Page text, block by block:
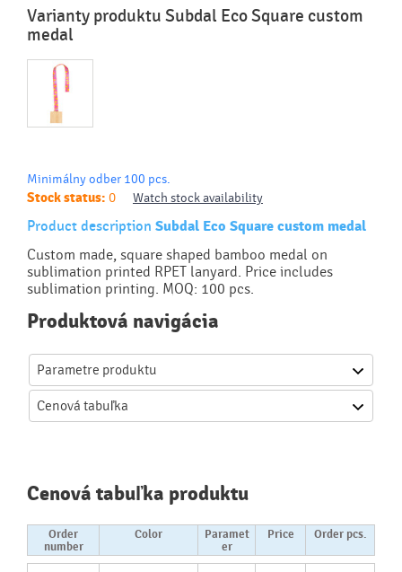
Varianty produktu Subdal Eco Square custom
medal
Minimálny odber 100 pcs.
Stock status: 0 Watch stock availability
Product description Subdal Eco Square custom medal
Custom made, square shaped bamboo medal on
sublimation printed RPET lanyard. Price includes
sublimation printing. MOQ: 100 pcs.
Produktová navigácia
Parametre produktu
Cenová tabuľka
Cenová tabuľka produktu
Order
number
Color
Paramet
er
Price Order pcs.